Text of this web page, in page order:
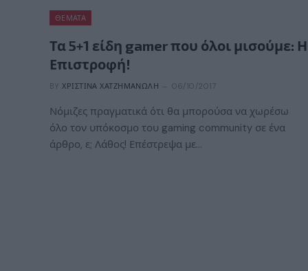
ΘΈΜΑΤΑ
Τα 5+1 είδη gamer που όλοι μισούμε: Η
Επιστροφή!
BY ΧΡΙΣΤΊΝΑ ΧΑΤΖΗΜΑΝΏΛΗ 06/10/2017
Νόμιζες πραγματικά ότι θα μπορούσα να χωρέσω
όλο τον υπόκοσμο του gaming community σε ένα
άρθρο, ε; Λάθος! Επέστρεψα με…